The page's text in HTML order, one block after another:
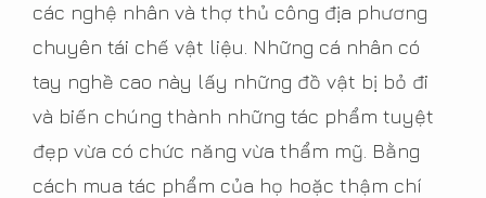
các nghệ nhân và thợ thủ công địa phương
chuyên tái chế vật liệu. Những cá nhân có
tay nghề cao này lấy những đồ vật bị bỏ đi
và biến chúng thành những tác phẩm tuyệt
đẹp vừa có chức năng vừa thẩm mỹ. Bằng
cách mua tác phẩm của họ hoặc thậm chí